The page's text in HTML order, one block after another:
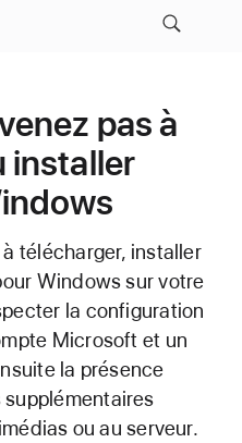
pas à
installer
télécharger, installer
Windows sur votre
la configuration
Microsoft et un
la présence
ou au serveur.